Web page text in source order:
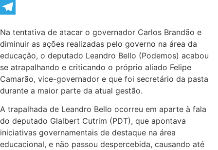
WhatsApp
Na tentativa de atacar o governador Carlos Brandão e
diminuir as ações realizadas pelo governo na área da
educação, o deputado Leandro Bello (Podemos) acabou
se atrapalhando e criticando o próprio aliado Felipe
Camarão, vice-governador e que foi secretário da pasta
durante a maior parte da atual gestão.
A trapalhada de Leandro Bello ocorreu em aparte à fala
do deputado Glalbert Cutrim (PDT), que apontava
iniciativas governamentais de destaque na área
educacional, e não passou despercebida, causando até